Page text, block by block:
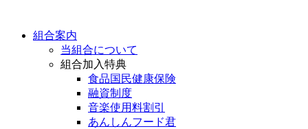
組合案内
当組合について
組合加入特典
食品国民健康保険
融資制度
音楽使用料割引
あんしんフード君